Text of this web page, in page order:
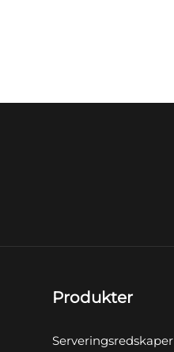
Produkter
Serveringsredskaper